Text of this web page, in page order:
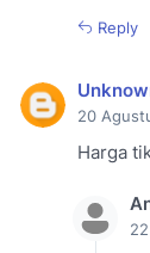
Reply
20
Harga